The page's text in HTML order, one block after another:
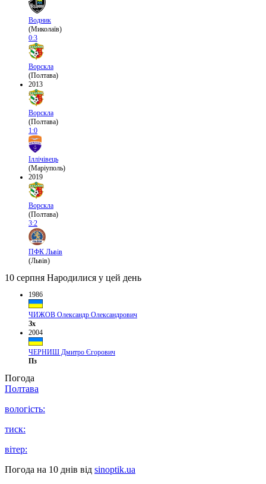
Водник
(Миколаїв)
0:3
Ворскла
(Полтава)
2013
Ворскла
(Полтава)
1:0
Іллічівець
(Маріуполь)
2019
Ворскла
(Полтава)
3:2
ПФК Львів
(Львів)
10 серпня Народилися у цей день
1986
ЧИЖОВ Олександр Олександрович
Зх
2004
ЧЕРНИШ Дмитро Єгорович
Пз
Погода
Полтава
вологість:
тиск:
вітер:
Погода на 10 днів від sinoptik.ua